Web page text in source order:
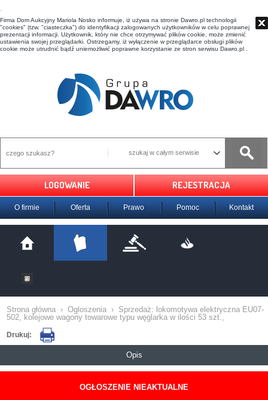
t
Firma Dom Aukcyjny Mariola Nosko informuje, iż używa na stronie Dawro.pl technologii
"cookies" (tzw. "ciasteczka") do identyfikacji zalogowanych użytkowników w celu poprawnej
prezentacji informacji. Użytkownik, który nie chce otrzymywać plików cookie, może zmienić
ustawienia swojej przeglądarki. Ostrzegamy, iż wyłączenie w przeglądarce obsługi plików
cookie może utrudnić bądź uniemożliwić poprawne korzystanie ze stron serwisu Dawro.pl .
szukaj w całym serwisie
LOGOWANIE REJESTRACJA
O firmie Oferta Prawo Pomoc Kontakt
Strona główna › Ogloszenia › Sprzedaż: lokomotywa elektryczna EU07-
502, kolejowe wagony towarowe typu węglarka w ilości 53 szt.,
Drukuj:
Opis
OGŁOSZENIE NIEAKTUALNE